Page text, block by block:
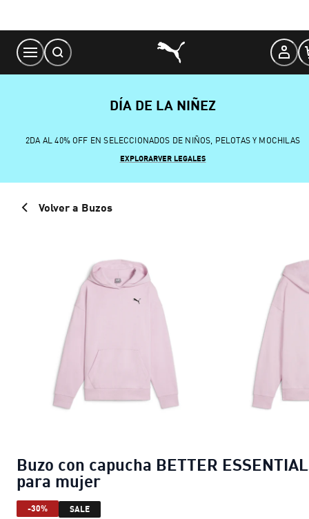
Content
DÍA DE LA NIÑEZ
2DA AL 40% OFF EN SELECCIONADOS DE NIÑOS, PELOTAS Y MOCHILAS
EXPLORARVER LEGALES
Volver a Buzos
Buzo con capucha BETTER
para mujer
-30% SALE